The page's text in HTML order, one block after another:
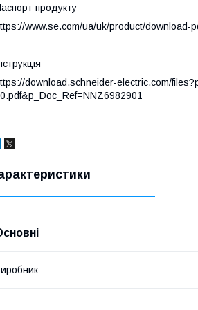
продукту
www.se.com/ua/uk/product/download-
download.schneider-electric.com/